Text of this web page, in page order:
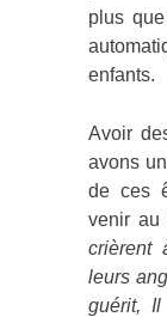
plus
enfants.
Avoir
avons
de ces
venir au
crièrent
leurs
guérit,